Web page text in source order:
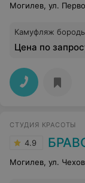
Могилев, ул.
Камуфляж
Цена по
СТУДИЯ КРАСОТЫ
4.9
Могилев, ул.